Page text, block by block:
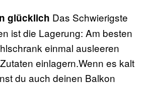
glücklich Das Schwierigste
ist die Lagerung: Am besten
einmal ausleeren
einlagern.Wenn es kalt
du auch deinen Balkon